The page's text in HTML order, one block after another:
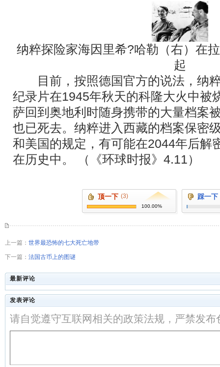
纳粹探险家海因里希?哈勒（右）在
起
目前，按照德国官方的说法，纳粹
纪录片在1945年秋天的科隆大火中被
萨回到奥地利时随身携带的大量档案
也已死去。纳粹进入西藏的档案保密
和美国的规定，有可能在2044年后解
在历史中。 （《环球时报》4.11）
顶一下 (3)
100.00%
踩一下
上一篇： 世界最恐怖的七大死亡地带
下一篇： 法国古币上的图谜
最新评论
发表评论
请自觉遵守互联网相关的政策法规，严禁发